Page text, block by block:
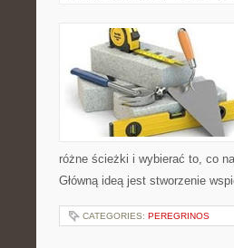
różne ścieżki i wybierać to, co
Główną ideą jest stworzenie
CATEGORIES: PEREGRINOS